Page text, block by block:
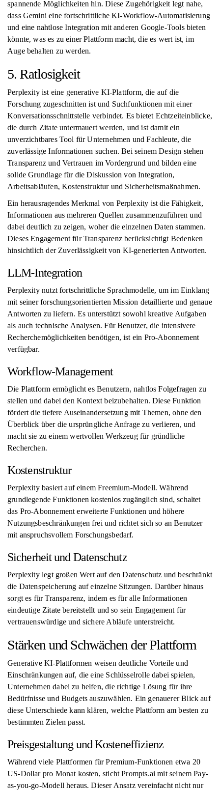
spannende Möglichkeiten hin. Diese Zugehörigkeit legt nahe,
dass Gemini eine fortschrittliche KI-Workflow-Automatisierung
und eine nahtlose Integration mit anderen Google-Tools bieten
könnte, was es zu einer Plattform macht, die es wert ist, im
Auge behalten zu werden.
5. Ratlosigkeit
Perplexity ist eine generative KI-Plattform, die auf die
Forschung zugeschnitten ist und Suchfunktionen mit einer
Konversationsschnittstelle verbindet. Es bietet Echtzeiteinblicke,
die durch Zitate untermauert werden, und ist damit ein
unverzichtbares Tool für Unternehmen und Fachleute, die
zuverlässige Informationen suchen. Bei seinem Design stehen
Transparenz und Vertrauen im Vordergrund und bilden eine
solide Grundlage für die Diskussion von Integration,
Arbeitsabläufen, Kostenstruktur und Sicherheitsmaßnahmen.
Ein herausragendes Merkmal von Perplexity ist die Fähigkeit,
Informationen aus mehreren Quellen zusammenzuführen und
dabei deutlich zu zeigen, woher die einzelnen Daten stammen.
Dieses Engagement für Transparenz berücksichtigt Bedenken
hinsichtlich der Zuverlässigkeit von KI-generierten Antworten.
LLM-Integration
Perplexity nutzt fortschrittliche Sprachmodelle, um im Einklang
mit seiner forschungsorientierten Mission detaillierte und genaue
Antworten zu liefern. Es unterstützt sowohl kreative Aufgaben
als auch technische Analysen. Für Benutzer, die intensivere
Recherchemöglichkeiten benötigen, ist ein Pro-Abonnement
verfügbar.
Workflow-Management
Die Plattform ermöglicht es Benutzern, nahtlos Folgefragen zu
stellen und dabei den Kontext beizubehalten. Diese Funktion
fördert die tiefere Auseinandersetzung mit Themen, ohne den
Überblick über die ursprüngliche Anfrage zu verlieren, und
macht sie zu einem wertvollen Werkzeug für gründliche
Recherchen.
Kostenstruktur
Perplexity basiert auf einem Freemium-Modell. Während
grundlegende Funktionen kostenlos zugänglich sind, schaltet
das Pro-Abonnement erweiterte Funktionen und höhere
Nutzungsbeschränkungen frei und richtet sich so an Benutzer
mit anspruchsvollem Forschungsbedarf.
Sicherheit und Datenschutz
Perplexity legt großen Wert auf den Datenschutz und beschränkt
die Datenspeicherung auf einzelne Sitzungen. Darüber hinaus
sorgt es für Transparenz, indem es für alle Informationen
eindeutige Zitate bereitstellt und so sein Engagement für
vertrauenswürdige und sichere Abläufe unterstreicht.
Stärken und Schwächen der Plattform
Generative KI-Plattformen weisen deutliche Vorteile und
Einschränkungen auf, die eine Schlüsselrolle dabei spielen,
Unternehmen dabei zu helfen, die richtige Lösung für ihre
Bedürfnisse und Budgets auszuwählen. Ein genauerer Blick auf
diese Unterschiede kann klären, welche Plattform am besten zu
bestimmten Zielen passt.
Preisgestaltung und Kosteneffizienz
Während viele Plattformen für Premium-Funktionen etwa 20
US-Dollar pro Monat kosten, sticht Prompts.ai mit seinem Pay-
as-you-go-Modell heraus. Dieser Ansatz vereinfacht nicht nur